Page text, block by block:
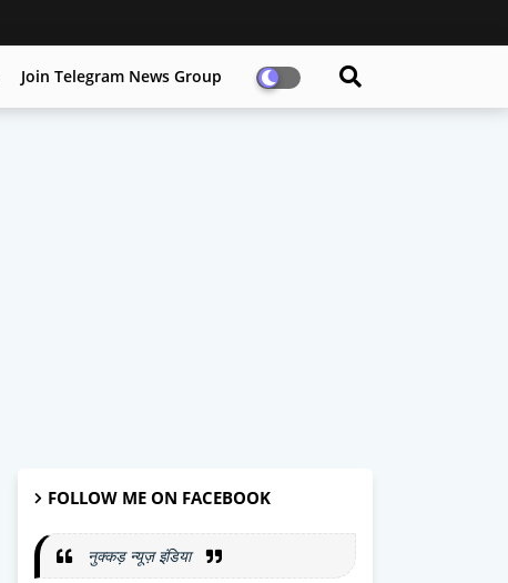
Join Telegram News Group
FOLLOW ME ON FACEBOOK
नुक्कड़ न्यूज़ इंडिया